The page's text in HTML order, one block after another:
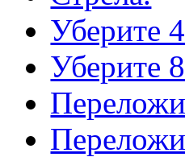
Уберите
Уберите